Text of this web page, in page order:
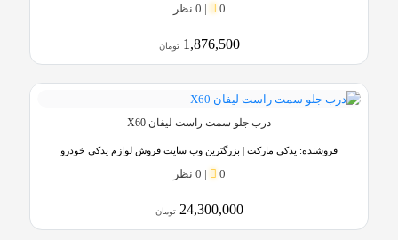
0
| 0 نظر
1,876,500 تومان
درب جلو سمت راست لیفان X60
فروشنده: یدکی مارکت | بزرگترین وب سایت فروش لوازم یدکی خودرو
0
| 0 نظر
24,300,000 تومان